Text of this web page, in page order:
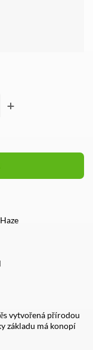
+
vytvořená přírodou
základu má konopí